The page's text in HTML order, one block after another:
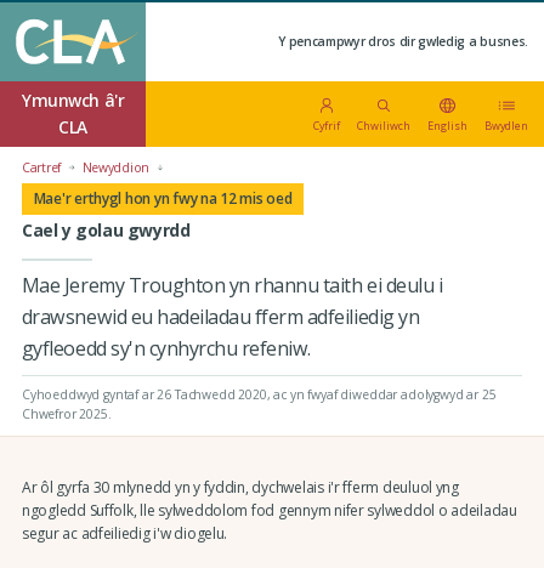
Y pencampwyr dros dir gwledig a busnes.
Ymunwch â'r
CLA
Cyfrif Chwiliwch English Bwydlen
Cartref Newyddion
Mae'r erthygl hon yn fwy na 12 mis oed
Cael y golau gwyrdd
Mae Jeremy Troughton yn rhannu taith ei deulu i
drawsnewid eu hadeiladau fferm adfeiliedig yn
gyfleoedd sy'n cynhyrchu refeniw.
Cyhoeddwyd gyntaf ar 26 Tachwedd 2020, ac yn fwyaf diweddar adolygwyd ar 25
Chwefror 2025.
Ar ôl gyrfa 30 mlynedd yn y fyddin, dychwelais i'r fferm deuluol yng
ngogledd Suffolk, lle sylweddolom fod gennym nifer sylweddol o adeiladau
segur ac adfeiliedig i'w diogelu.